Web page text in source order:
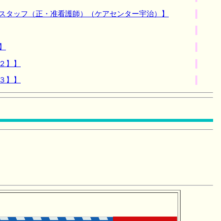
ッフ（正・准看護師）（ケアセンター宇治）】
】】
】】